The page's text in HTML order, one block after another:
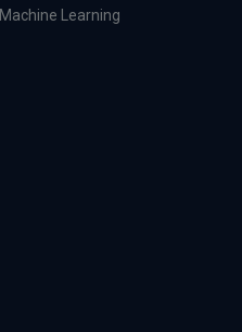
Machine Learning